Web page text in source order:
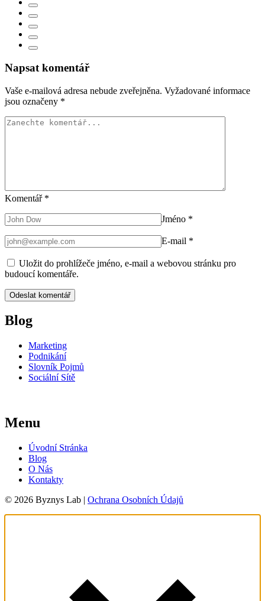
Napsat komentář
Vaše e-mailová adresa nebude zveřejněna. Vyžadované informace
jsou označeny *
Komentář *
Jméno *
E-mail *
Uložit do prohlížeče jméno, e-mail a webovou stránku pro
budoucí komentáře.
Blog
Marketing
Podnikání
Slovník Pojmů
Sociální Sítě
Menu
Úvodní Stránka
Blog
O Nás
Kontakty
© 2026 Byznys Lab | Ochrana Osobních Údajů